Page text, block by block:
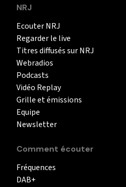
NRJ
Ecouter NRJ
Regarder le live
Titres diffusés sur NRJ
Webradios
Podcasts
Vidéo Replay
Grille et émissions
Equipe
Newsletter
Comment écouter
Fréquences
DAB+